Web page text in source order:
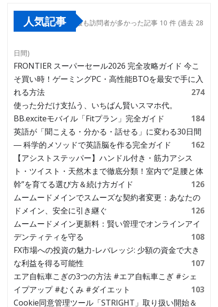
人気記事 最も訪問者が多かった記事 10 件 (過去 28
日間)
FRONTIER スーパーセール2026 完全攻略ガイド 今こ
そ買い時！ゲーミングPC・高性能BTOを最安で手に入
れる方法
274
使った分だけ支払う、いちばん賢いスマホ代。
BB.exciteモバイル「Fitプラン」完全ガイド
184
英語が「聞こえる・分かる・話せる」に変わる30日間
― 科学的メソッドで英語脳を作る完全ガイド
162
【アシストステッパー】ハンドル付き・筋力アシス
ト・ツイスト・天然木まで徹底分類！室内で“足腰と体
幹”を育てる選び方＆続け方ガイド
126
ムームードメインでスムーズな契約者変更：あなたの
ドメイン、安全に引き継ぐ
126
ムームードメイン更新料：賢い管理でオンラインアイ
デンティティを守る
108
FX市場への投資の魅力-レバレッジ: 少額の資金で大き
な利益を得る可能性
107
エア自転車こぎの3つの方法 #エア自転車こぎ #シェ
イプアップ #むくみ #ダイエット
103
Cookie同意管理ツール「STRIGHT」取り扱い開始＆